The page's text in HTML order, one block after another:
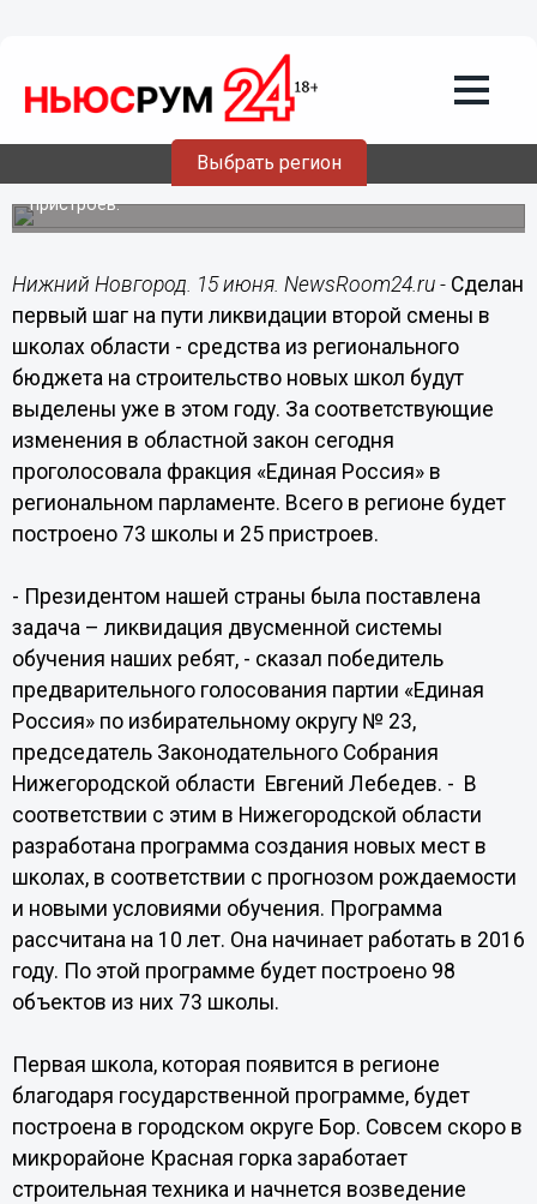
Выбрать регион
Нижегородские единороссы добились
выделения дополнительных средств
на строительство школ
Всего в регионе будет построено 73 школы и 25
пристроев.
Нижний Новгород. 15 июня. NewsRoom24.ru - Сделан
первый шаг на пути ликвидации второй смены в
школах области - средства из регионального
бюджета на строительство новых школ будут
выделены уже в этом году. За соответствующие
изменения в областной закон сегодня
проголосовала фракция «Единая Россия» в
региональном парламенте. Всего в регионе будет
построено 73 школы и 25 пристроев.
- Президентом нашей страны была поставлена
задача – ликвидация двусменной системы
обучения наших ребят, - сказал победитель
предварительного голосования партии «Единая
Россия» по избирательному округу № 23,
председатель Законодательного Собрания
Нижегородской области Евгений Лебедев. - В
соответствии с этим в Нижегородской области
разработана программа создания новых мест в
школах, в соответствии с прогнозом рождаемости
и новыми условиями обучения. Программа
рассчитана на 10 лет. Она начинает работать в 2016
году. По этой программе будет построено 98
объектов из них 73 школы.
Первая школа, которая появится в регионе
благодаря государственной программе, будет
построена в городском округе Бор. Совсем скоро в
микрорайоне Красная горка заработает
строительная техника и начнется возведение